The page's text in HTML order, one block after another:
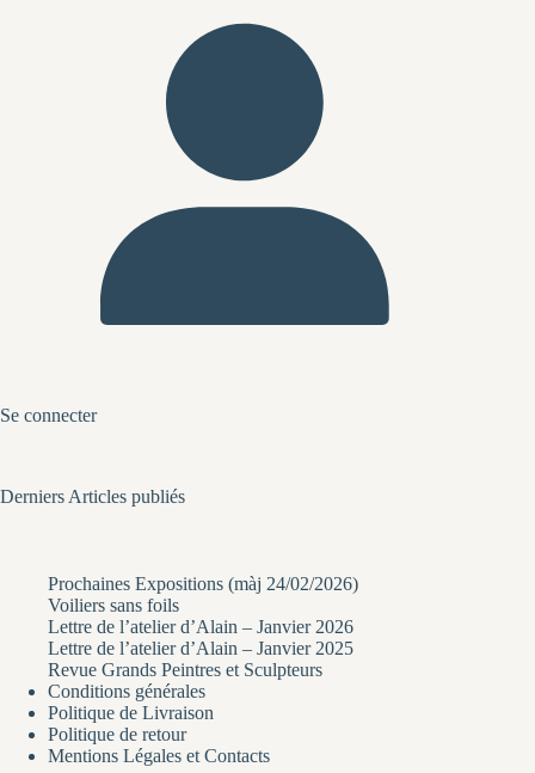
Se connecter
Derniers Articles publiés
Prochaines Expositions (màj 24/02/2026)
Voiliers sans foils
Lettre de l’atelier d’Alain – Janvier 2026
Lettre de l’atelier d’Alain – Janvier 2025
Revue Grands Peintres et Sculpteurs
Conditions générales
Politique de Livraison
Politique de retour
Mentions Légales et Contacts